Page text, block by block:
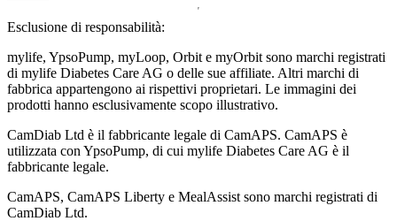
Esclusione di responsabilità:
mylife, YpsoPump, myLoop, Orbit e myOrbit sono marchi registrati
di mylife Diabetes Care AG o delle sue affiliate. Altri marchi di
fabbrica appartengono ai rispettivi proprietari. Le immagini dei
prodotti hanno esclusivamente scopo illustrativo.
CamDiab Ltd è il fabbricante legale di CamAPS. CamAPS è
utilizzata con YpsoPump, di cui mylife Diabetes Care AG è il
fabbricante legale.
CamAPS, CamAPS Liberty e MealAssist sono marchi registrati di
CamDiab Ltd.